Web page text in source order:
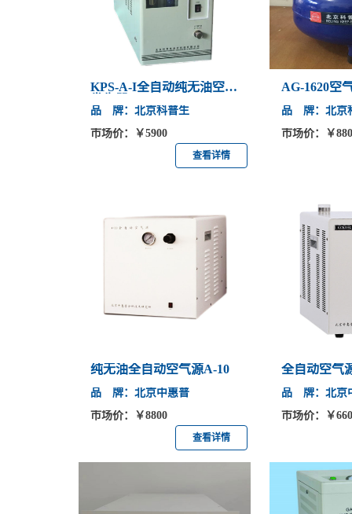
KPS-A-I全自动纯无油空气
品 牌：北京科普生
市场价：￥5900
查看详情
AG-1620空
品 牌：北京
市场价：￥
纯无油全自动空气源A-10
品 牌：北京中惠普
市场价：￥8800
查看详情
全自动空气
品 牌：北京
市场价：￥